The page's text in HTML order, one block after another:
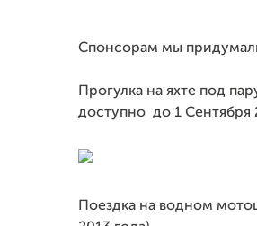
Спонсорам мы
Прогулка на яхте под
доступно до 1 Сентября
Поездка на водном